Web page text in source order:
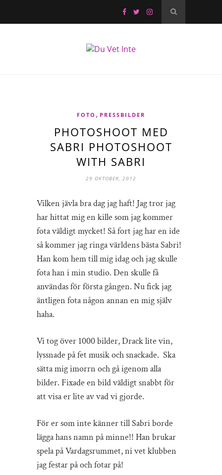
FOTO , PRESSBILDER
PHOTOSHOOT MED
SABRI PHOTOSHOOT
WITH SABRI
29 OKTOBER, 2012
Vilken jävla bra dag jag haft! Jag tror jag
har hittat mig en kille som jag kommer
fota väldigt mycket! Så fort jag har en ide
så kommer jag ringa världens bästa Sabri!
Han kom hem till mig idag och jag skulle
fota han i min studio. Den skulle få
användas för första gången. Nu fick jag
äntligen fota någon annan en mig själv
haha.
Vi tog över 1000 bilder, Drack lite vin,
lyssnade på fet musik och snackade. Ska
sätta mig imorrn och gå igenom alla
bilder. Fixade en bild väldigt snabbt för
att visa er lite av vad vi gjorde.
För er som inte känner till Sabri borde
lägga hans namn på minne!! Han brukar
spela på Vardagsrummet, ni vet klubben
jag festar på och fotar på!